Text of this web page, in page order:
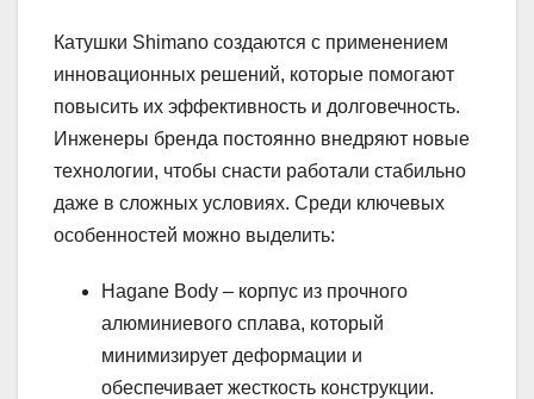
Катушки Shimano создаются с применением
инновационных решений, которые помогают
повысить их эффективность и долговечность.
Инженеры бренда постоянно внедряют новые
технологии, чтобы снасти работали стабильно
даже в сложных условиях. Среди ключевых
особенностей можно выделить:
Hagane Body – корпус из прочного
алюминиевого сплава, который
минимизирует деформации и
обеспечивает жесткость конструкции.